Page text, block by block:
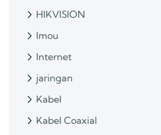
HIKVISION
Imou
Internet
jaringan
Kabel
Kabel Coaxial